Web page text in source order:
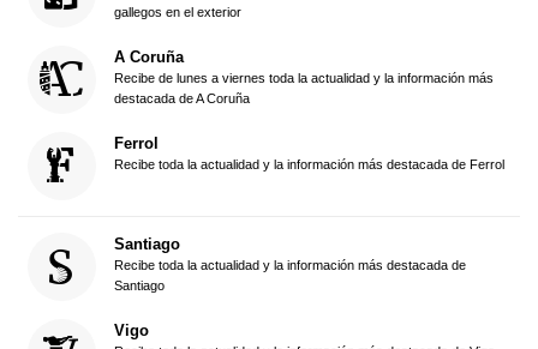
gallegos en el exterior
A Coruña
Recibe de lunes a viernes toda la actualidad y la información más
destacada de A Coruña
Ferrol
Recibe toda la actualidad y la información más destacada de Ferrol
Santiago
Recibe toda la actualidad y la información más destacada de
Santiago
Vigo